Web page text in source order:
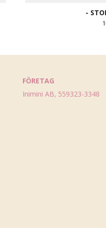
-
FÖRETAG
Inimini AB, 559323-3348